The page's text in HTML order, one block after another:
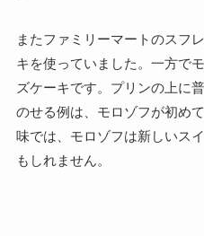
またファミリーマートのスフ
キを使っていました。一方で
ズケーキです。プリンの上に
のせる例は、モロゾフが初め
味では、モロゾフは新しいス
もしれません。